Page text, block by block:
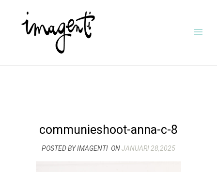
communieshoot-anna-c-8
POSTED BY IMAGENTI ONJANUARI 28,2025